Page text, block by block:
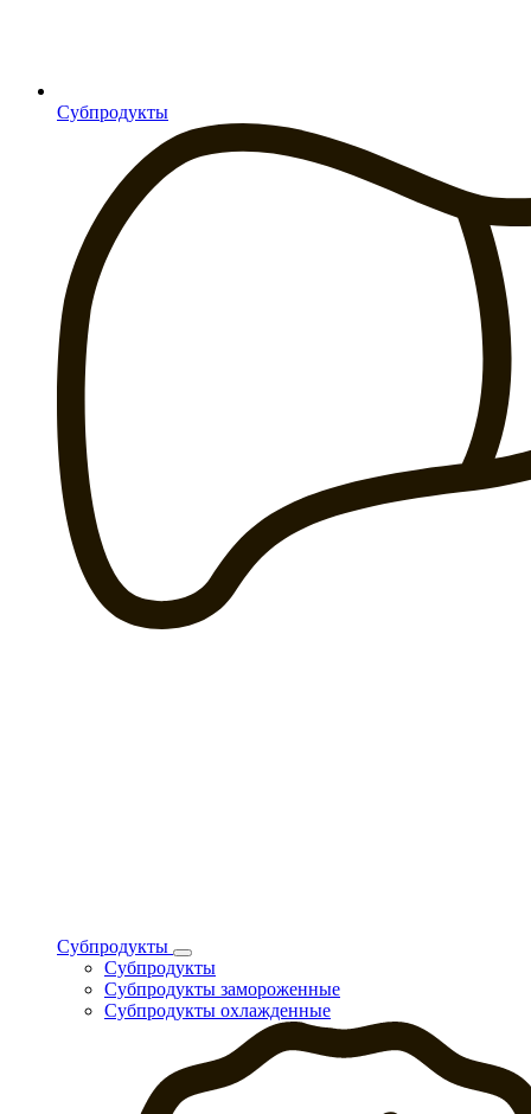
Субпродукты
Субпродукты
Субпродукты
Субпродукты замороженные
Субпродукты охлажденные